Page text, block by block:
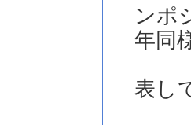
ンポ
年同
表し